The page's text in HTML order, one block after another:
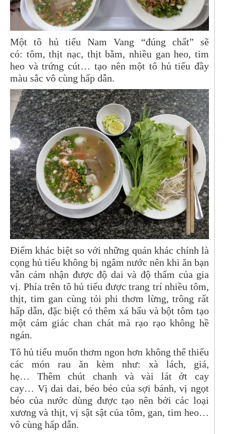
Một tô hủ tiếu Nam Vang “đúng chất” sẽ
có: tôm, thịt nạc, thịt bằm, nhiều gan heo, tim
heo và trứng cút… tạo nên một tô hủ tiếu đầy
màu sắc vô cùng hấp dẫn.
Điểm khác biệt so với những quán khác chính là
cọng hủ tiếu không bị ngâm nước nên khi ăn bạn
vẫn cảm nhận được độ dai và độ thấm của gia
vị. Phía trên tô hủ tiếu được trang trí nhiều tôm,
thịt, tim gan cùng tỏi phi thơm lừng, trông rất
hấp dẫn, đặc biệt có thêm xá bấu và bột tôm tạo
một cảm giác chan chát mà rạo rạo không hề
ngán.
Tô hủ tiếu muốn thơm ngon hơn không thể thiếu
các món rau ăn kèm như: xà lách, giá,
hẹ… Thêm chút chanh và vài lát ớt cay
cay… Vị dai dai, béo béo của sợi bánh, vị ngọt
béo của nước dùng được tạo nên bởi các loại
xương và thịt, vị sật sật của tôm, gan, tim heo…
vô cùng hấp dẫn.